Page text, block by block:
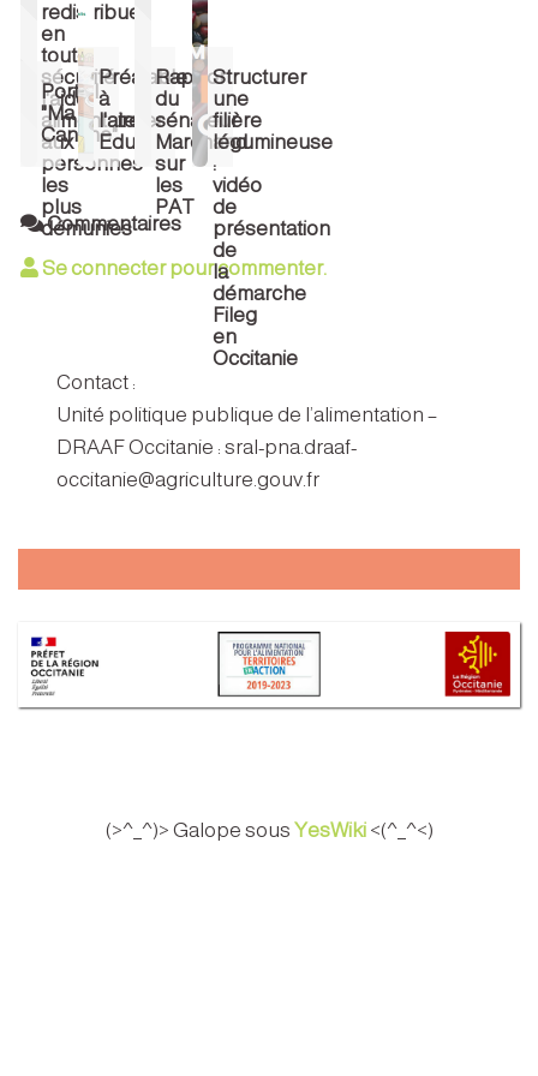
redistribuer
en
toute
sécurité
l'aide
alimentaire
aux
personnes
les
plus
démunies
Portail
"Ma
Cantine"
Préalable
à
l'atelier
Educ
Rapport
du
sénateur
Marchand
sur
les
PAT
Structurer
une
filière
légumineuse
:
vidéo
de
présentation
de
la
démarche
Fileg
en
Occitanie
Commentaires
Se connecter pour commenter.
Contact :
Unité politique publique de l’alimentation –
DRAAF Occitanie : sral-pna.draaf-
occitanie@agriculture.gouv.fr
(>^_^)> Galope sous YesWiki<(^_^<)